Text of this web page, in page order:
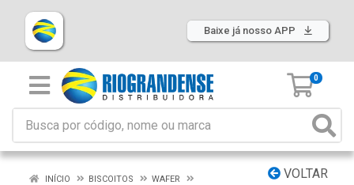
Baixe já nosso APP
0
VOLTAR
INÍCIO BISCOITOS
WAFER